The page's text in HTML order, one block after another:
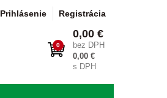
Prihlásenie Registrácia
0
0,00 €
bez DPH
0,00 €
s DPH